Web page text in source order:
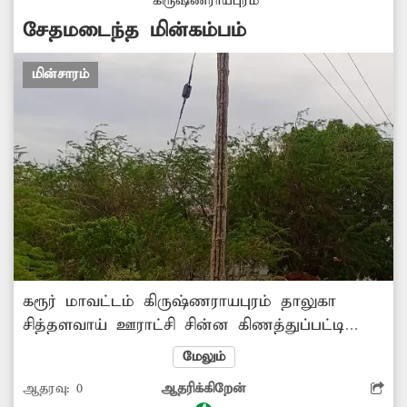
குழந்தைகள் மற்றும் பொதுமக்கள் மீது
மின்கம்பம் விழுந்து பெரும் விபத்து ஏற்படும்
முன் பழுதடைந்த மின்கம்பத்தில் உள்ள
மின்கம்பிகளை புதிய கம்பத்திற்கு மாற்ற...
சேதமடைந்த மின்கம்பம்
மின்சாரம்
கரூர் மாவட்டம் கிருஷ்ணராயபுரம் தாலுகா
சித்தளவாய் ஊராட்சி சின்ன கிணத்துப்பட்டி
ஊரின் நடுப்பகுதியில் அமைந்துள்ள மின்கம்பம்
மிகவும் சேதமடைந்து உள் கம்பிகள்
வெளிப்புறமாக தெரியும் வகையில் உள்ளது.
மேலும்
ஆதரவு: 0 ஆதரிக்கிறேன்